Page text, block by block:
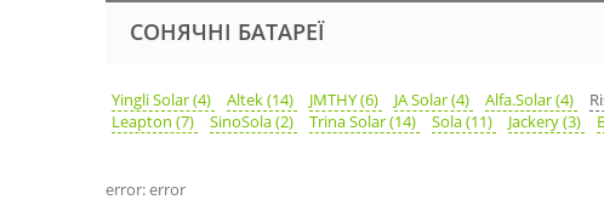
СОНЯЧНІ БАТАРЕЇ
Yingli Solar (4) Altek (14) JMTHY (6) JA Solar (4) Alfa.Solar (4)
Leapton (7)
SinoSola (2) Trina Solar (14) Sola (11) Jackery (3)
error: error